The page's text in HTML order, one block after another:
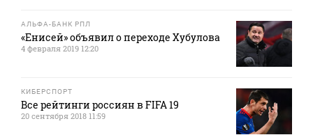
АЛЬФА-БАНК РПЛ
«Енисей» объявил о переходе Хубулова
4 февраля 2019 12:20
КИБЕРСПОРТ
Все рейтинги россиян в FIFA 19
20 сентября 2018 11:59